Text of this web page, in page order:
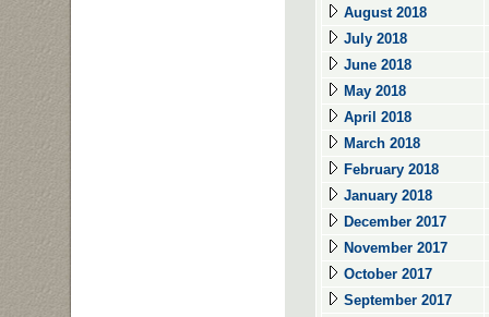
August 2018
July 2018
June 2018
May 2018
April 2018
March 2018
February 2018
January 2018
December 2017
November 2017
October 2017
September 2017